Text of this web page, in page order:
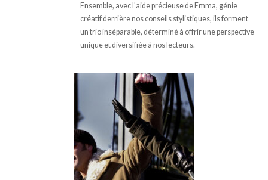
Ensemble, avec l'aide précieuse de Emma, génie
créatif derrière nos conseils stylistiques, ils forment
un trio inséparable, déterminé à offrir une perspective
unique et diversifiée à nos lecteurs.